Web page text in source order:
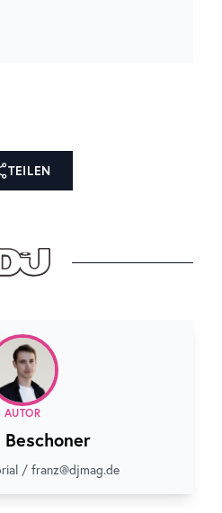
TEILEN
AUTOR
Beschoner
/ franz@djmag.de